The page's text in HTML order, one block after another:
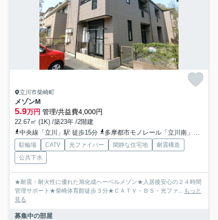
立川市柴崎町
メゾンM
5.9万円 管理/共益費4,000円
22.67㎡ (1K) /築23年 /2階建
中央線「立川」駅 徒歩15分
多摩都市モノレール「立川南」駅 徒歩14分
駐輪場 CATV 光ファイバー 閑静な住宅地
耐震構造
公共下水
★耐震・耐火性に優れた旭化成ヘーベルメゾン★入居後安心の２４時間
管理サポート★柴崎体育館徒歩３分★ＣＡＴＶ・ＢＳ・光ファ... もっと
見る
募集中の部屋